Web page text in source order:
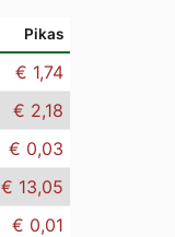
Pikas
€ 1,74
€ 2,18
€ 0,03
€ 13,05
€ 0,01